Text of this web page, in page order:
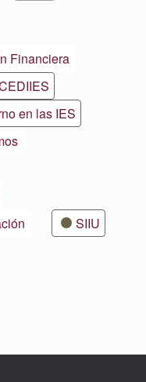
Financiera
en las IES
SIIU